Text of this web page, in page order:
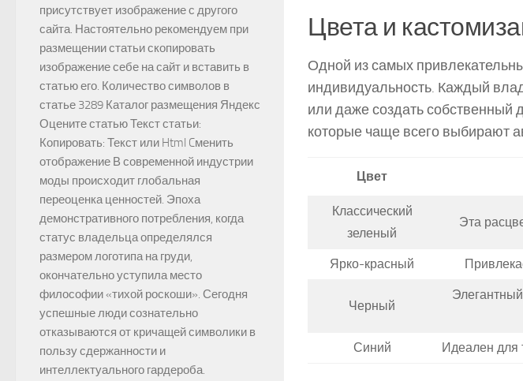
Цвета и
Одной из самых
индивидуальность. Каждый
или даже создать собственный
которые чаще всего выбирают
Цвет
Классический
зеленый
Эта
Ярко-красный
Черный
Синий Идеален для
присутствует изображение с другого
сайта. Настоятельно рекомендуем при
размещении статьи скопировать
изображение себе на сайт и вставить в
статью его. Количество символов в
статье 3289 Каталог размещения Яндекс
Оцените статью Текст статьи:
Копировать: Текст или Html Cменить
отображение В современной индустрии
моды происходит глобальная
переоценка ценностей. Эпоха
демонстративного потребления, когда
статус владельца определялся
размером логотипа на груди,
окончательно уступила место
философии «тихой роскоши». Сегодня
успешные люди сознательно
отказываются от кричащей символики в
пользу сдержанности и
интеллектуального гардероба.